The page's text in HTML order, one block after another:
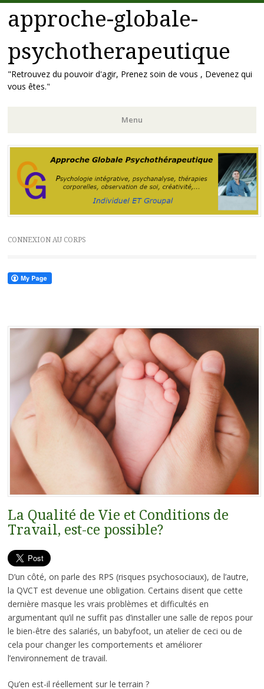
approche-globale-
psychotherapeutique
"Retrouvez du pouvoir d'agir, Prenez soin de vous , Devenez qui
vous êtes."
Menu
Aller
au
contenu
principal
CONNEXION AU CORPS
La Qualité de Vie et Conditions de
Travail, est-ce possible?
D’un côté, on parle des RPS (risques psychosociaux), de l’autre,
la QVCT est devenue une obligation. Certains disent que cette
dernière masque les vrais problèmes et difficultés en
argumentant qu’il ne suffit pas d’installer une salle de repos pour
le bien-être des salariés, un babyfoot, un atelier de ceci ou de
cela pour changer les comportements et améliorer
l’environnement de travail.
Qu’en est-il réellement sur le terrain ?